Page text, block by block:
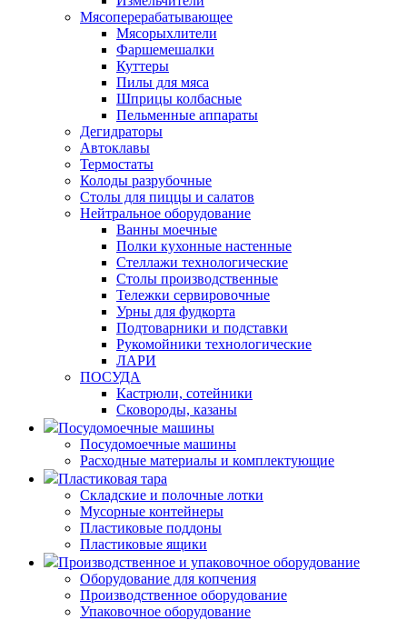
Мясоперерабатывающее
Мясорыхлители
Фаршемешалки
Куттеры
Пилы для мяса
Шприцы колбасные
Пельменные аппараты
Дегидраторы
Автоклавы
Термостаты
Колоды разрубочные
Столы для пиццы и салатов
Нейтральное оборудование
Ванны моечные
Полки кухонные настенные
Стеллажи технологические
Столы производственные
Тележки сервировочные
Урны для фудкорта
Подтоварники и подставки
Рукомойники технологические
ЛАРИ
ПОСУДА
Кастрюли, сотейники
Сковороды, казаны
Посудомоечные машины
Посудомоечные машины
Расходные материалы и комплектующие
Пластиковая тара
Складские и полочные лотки
Мусорные контейнеры
Пластиковые поддоны
Пластиковые ящики
Производственное и упаковочное оборудование
Оборудование для копчения
Производственное оборудование
Упаковочное оборудование